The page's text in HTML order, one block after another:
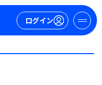
ログイン